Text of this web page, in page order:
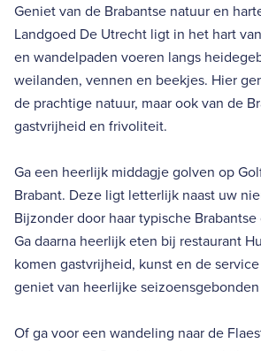
Geniet van de Brabantse natuur en
Landgoed De Utrecht ligt in het hart
en wandelpaden voeren langs
weilanden, vennen en beekjes. Hier
de prachtige natuur, maar ook van de
gastvrijheid en frivoliteit.
Ga een heerlijk middagje golven op
Brabant. Deze ligt letterlijk naast uw
Bijzonder door haar typische
Ga daarna heerlijk eten bij restaurant
komen gastvrijheid, kunst en de
geniet van heerlijke
Of ga voor een wandeling naar de